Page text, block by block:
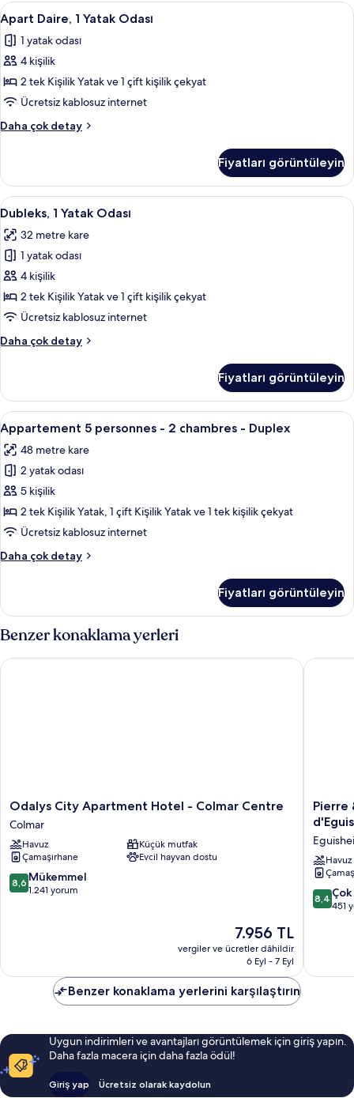
Apart
Daire,
Yatak
Odası
için
tüm
fotoğrafları
Apart Daire, 1 Yatak Odası | Ütü/ütü
10
Apart Daire, 1 Yatak Odası
1 yatak odası
4 kişilik
2 tek Kişilik Yatak ve 1 çift kişilik çekyat
Ücretsiz kablosuz internet
Daha çok detay
Apart
Odası
hakkında
daha
detay
Fiyatları görüntüleyin
Dubleks,
1
Yatak
Odası
için
tüm
fotoğrafları
Dubleks, 1 Yatak Odası | Oturma
6
Dubleks, 1 Yatak Odası
32 metre kare
1 yatak odası
4 kişilik
2 tek Kişilik Yatak ve 1 çift kişilik çekyat
Ücretsiz kablosuz internet
Daha çok detay
Dubleks,
hakkında
daha
fazla
detay
Fiyatları görüntüleyin
Appartement
5
personnes
-
2
chambres
-
için
görün
Appartement 5 personnes - 2
8
Appartement 5 personnes - 2 chambres - Duplex
48 metre kare
2 yatak odası
5 kişilik
2 tek Kişilik Yatak, 1 çift Kişilik Yatak ve 1 tek kişilik çekyat
Ücretsiz kablosuz internet
Daha çok detay
Appartement
2
chambres
-
Duplex
hakkında
Fiyatları görüntüleyin
Benzer konaklama yerleri
Odalys
City
Apartment
Hotel
-
Colmar
Centre
Odalys City Apartment Hotel - Colmar Centre
Colmar
Havuz
Küçük mutfak
Çamaşırhane
Evcil hayvan dostu
10
üzerinden
8,6 Mükemmel
1.241 yorum
Güncel
fiyat:
7.956 TL
7.956 TL
vergiler ve ücretler dâhildir
6 Eyl - 7 Eyl
Odalys City Apartment Hotel - Colmar Centre
Pierre
&
Le
Clos
Pierre
Havuz
10
yorum
8,4
451
Pierre &
Benzer konaklama yerlerini karşılaştırın
Uygun indirimleri ve avantajları görüntülemek için giriş yapın.
Daha fazla macera için daha fazla ödül!
Giriş yap Ücretsiz olarak kaydolun